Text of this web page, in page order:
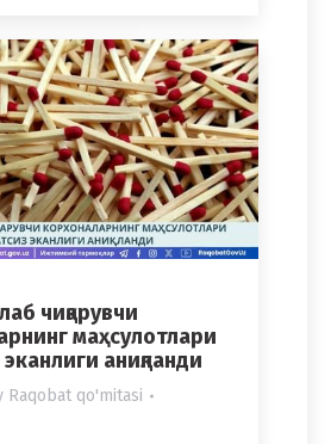
чиқарувчи
маҳсулотлари
аниқланди
Raqobat qo'mitasi